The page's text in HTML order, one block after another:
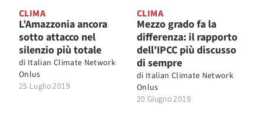
CLIMA
L’Amazzonia ancora
sotto attacco nel
silenzio più totale
di Italian Climate Network
Onlus
25 Luglio 2019
CLIMA
Mezzo grado fa la
differenza: il rapporto
dell’IPCC più discusso
di sempre
di Italian Climate Network
Onlus
20 Giugno 2019